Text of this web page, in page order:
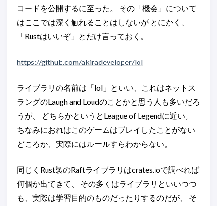
コードを公開するに至った。 その「機会」について
はここでは深く触れることはしないが とにかく、
「Rustはいいぞ」とだけ言っておく。
https://github.com/akiradeveloper/lol
ライブラリの名前は「lol」といい、これはネットス
ラングのLaugh and Loudのことかと思う人も多いだろ
うが、 どちらかというとLeague of Legendに近い。
ちなみにおれはこのゲームはプレイしたことがない
どころか、実際にはルールすらわからない。
同じくRust製のRaftライブラリはcrates.ioで調べれば
何個か出てきて、 その多くはライブラリといいつつ
も、実際は学習目的のものだったりするのだが、 そ